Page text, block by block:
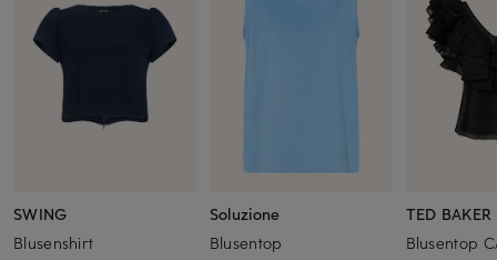
SWING
Blusenshirt
Soluzione
Blusentop
TED BAKER
Blusentop